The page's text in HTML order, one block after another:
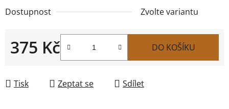
Dostupnost Zvolte variantu
375 Kč DO KOŠÍKU
Tisk Zeptat se Sdílet